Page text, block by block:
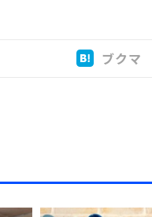
ブクマ